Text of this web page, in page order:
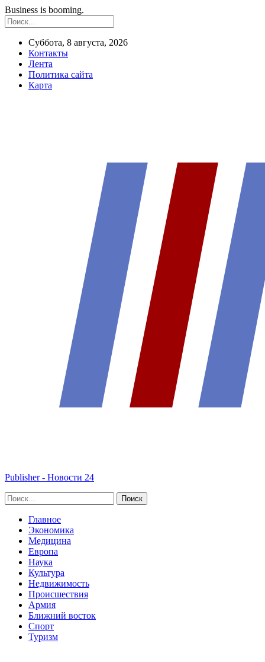
Business is booming.
Суббота, 8 августа, 2026
Контакты
Лента
Политика сайта
Карта
Publisher - Новости 24
Главное
Экономика
Медицина
Европа
Наука
Культура
Недвижимость
Происшествия
Армия
Ближний восток
Спорт
Туризм